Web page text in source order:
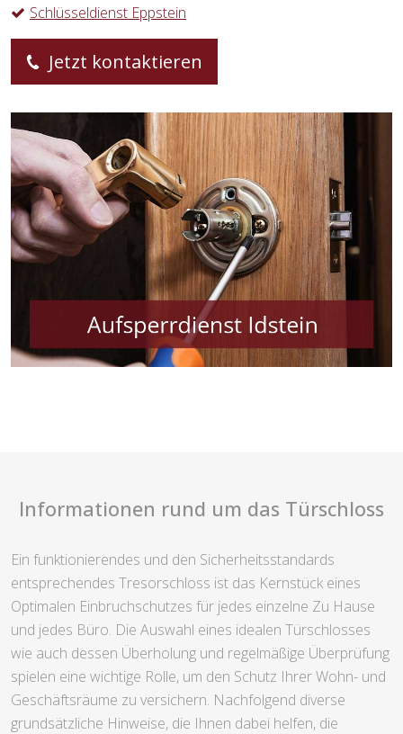
Schlüsseldienst Eppstein
Jetzt kontaktieren
Informationen rund um das Türschloss
Ein funktionierendes und den Sicherheitsstandards
entsprechendes Tresorschloss ist das Kernstück eines
Optimalen Einbruchschutzes für jedes einzelne Zu Hause
und jedes Büro. Die Auswahl eines idealen Türschlosses
wie auch dessen Überholung und regelmäßige Überprüfung
spielen eine wichtige Rolle, um den Schutz Ihrer Wohn- und
Geschäftsräume zu versichern. Nachfolgend diverse
grundsätzliche Hinweise, die Ihnen dabei helfen, die